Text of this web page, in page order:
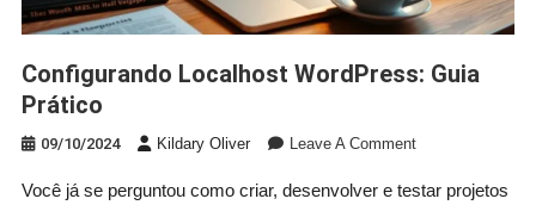
Configurando Localhost WordPress: Guia
Prático
09/10/2024 Kildary Oliver Leave A CommentOn
Localhost
Você já se perguntou como criar, desenvolver e testar projetos